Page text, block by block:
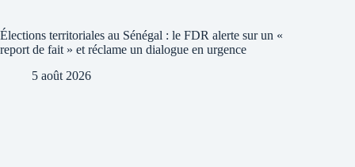
Élections territoriales au Sénégal : le FDR alerte sur un «
report de fait » et réclame un dialogue en urgence
5 août 2026